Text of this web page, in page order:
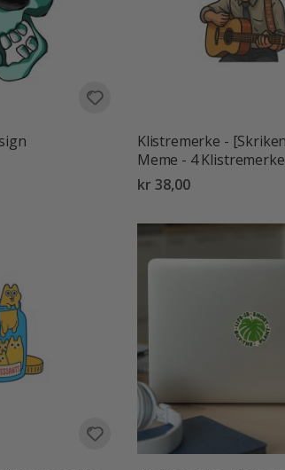
Klistremerke -
Meme - 4
kr 38,00